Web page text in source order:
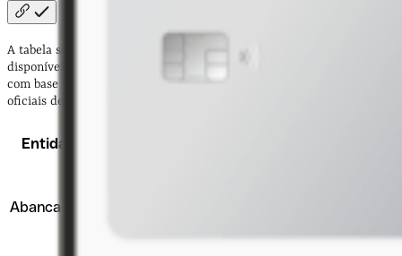
A tabela seguinte compara os principais cartões de crédito
disponíveis para particulares em Portugal. Os dados foram recolhidos
com base no estudo da DECO Proteste (dezembro de 2025) e nos sites
oficiais de cada instituição.
Entidade
Abanca
(incluídos)